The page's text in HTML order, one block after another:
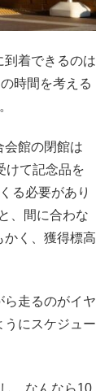
到着できるのは
時間を考える
会館の閉館は
けて記念品を
る必要があり
、間に合わな
かく、獲得標高
ら走るのがイヤ
うにスケジュー
、なんなら10